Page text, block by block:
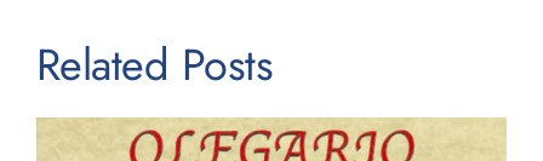
Related Posts